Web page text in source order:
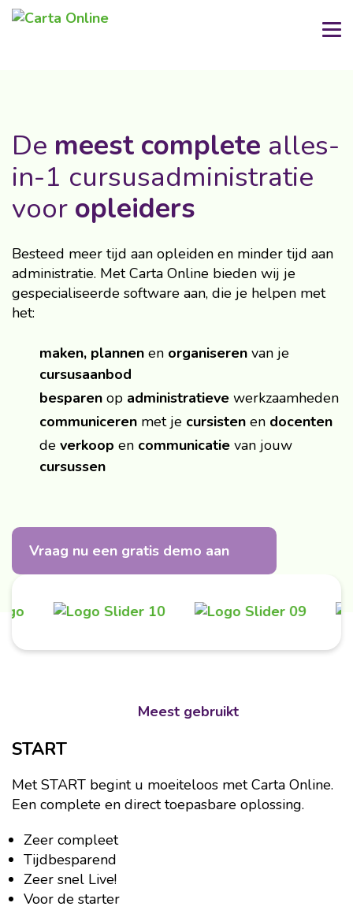
De meest complete alles-
in-1 cursusadministratie
voor opleiders
Besteed meer tijd aan opleiden en minder tijd aan
administratie. Met Carta Online bieden wij je
gespecialiseerde software aan, die je helpen met
het:
maken, plannen en organiseren van je
cursusaanbod
besparen op administratieve werkzaamheden
communiceren met je cursisten en docenten
de verkoop en communicatie van jouw
cursussen
Vraag nu een gratis demo aan
…
Meest gebruikt
START
Met START begint u moeiteloos met Carta Online.
Een complete en direct toepasbare oplossing.
Zeer compleet
Tijdbesparend
Zeer snel Live!
Voor de starter